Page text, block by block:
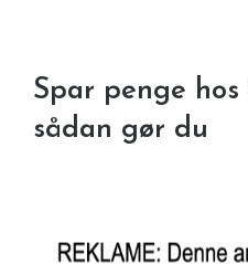
Spar penge
sådan gør du